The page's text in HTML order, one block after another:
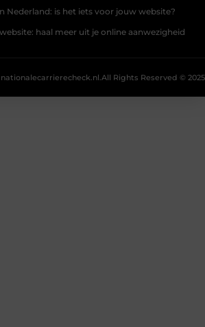
Nederland: is het iets voor jouw website?
haal meer uit je online aanwezigheid
All Rights Reserved © 2025